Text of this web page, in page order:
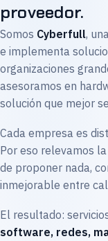
proveedor.
Somos Cyberfull,
e implementa
organizaciones
asesoramos en
solución que mejor
Cada empresa es
Por eso relevamos
de proponer nada,
inmejorable entre
El resultado:
software, redes,